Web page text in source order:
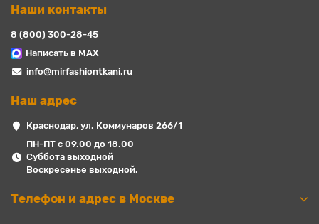
Наши контакты
8 (800) 300-28-45
Написать в MAX
info@mirfashiontkani.ru
Наш адрес
Краснодар, ул. Коммунаров 266/1
ПН-ПТ с 09.00 до 18.00
Суббота выходной
Воскресенье выходной.
Телефон и адрес в Москве